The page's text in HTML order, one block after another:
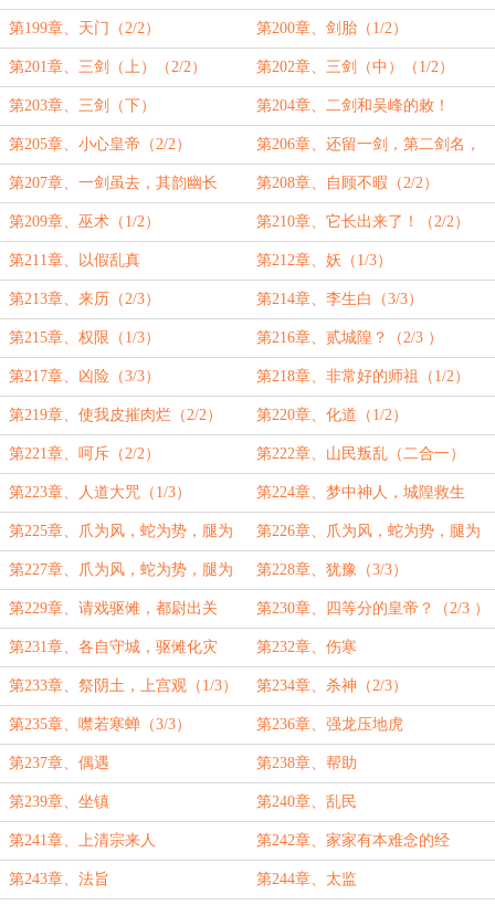
第199章、天门（2/2） 第200章、剑胎（1/2）
第201章、三剑（上）（2/2） 第202章、三剑（中）（1/2）
第203章、三剑（下） 第204章、二剑和吴峰的敕！
（1/2）
第205章、小心皇帝（2/2） 第206章、还留一剑，第二剑名，
舍身
第207章、一剑虽去，其韵幽长
（1/2）
第208章、自顾不暇（2/2）
第209章、巫术（1/2） 第210章、它长出来了！（2/2）
第211章、以假乱真 第212章、妖（1/3）
第213章、来历（2/3） 第214章、李生白（3/3）
第215章、权限（1/3） 第216章、贰城隍？（2/3 ）
第217章、凶险（3/3） 第218章、非常好的师祖（1/2）
第219章、使我皮摧肉烂（2/2） 第220章、化道（1/2）
第221章、呵斥（2/2） 第222章、山民叛乱（二合一）
第223章、人道大咒（1/3） 第224章、梦中神人，城隍救生
（2/3）
第225章、爪为风，蛇为势，腿为
海（上） （3/3）
第226章、爪为风，蛇为势，腿为
海（中）（1/3）
第227章、爪为风，蛇为势，腿为
海（下）（2/3）
第228章、犹豫（3/3）
第229章、请戏驱傩，都尉出关
（1/3）
第230章、四等分的皇帝？（2/3 ）
第231章、各自守城，驱傩化灾
（3/3）
第232章、伤寒
第233章、祭阴土，上宫观（1/3） 第234章、杀神（2/3）
第235章、噤若寒蝉（3/3） 第236章、强龙压地虎
第237章、偶遇 第238章、帮助
第239章、坐镇 第240章、乱民
第241章、上清宗来人 第242章、家家有本难念的经
第243章、法旨 第244章、太监